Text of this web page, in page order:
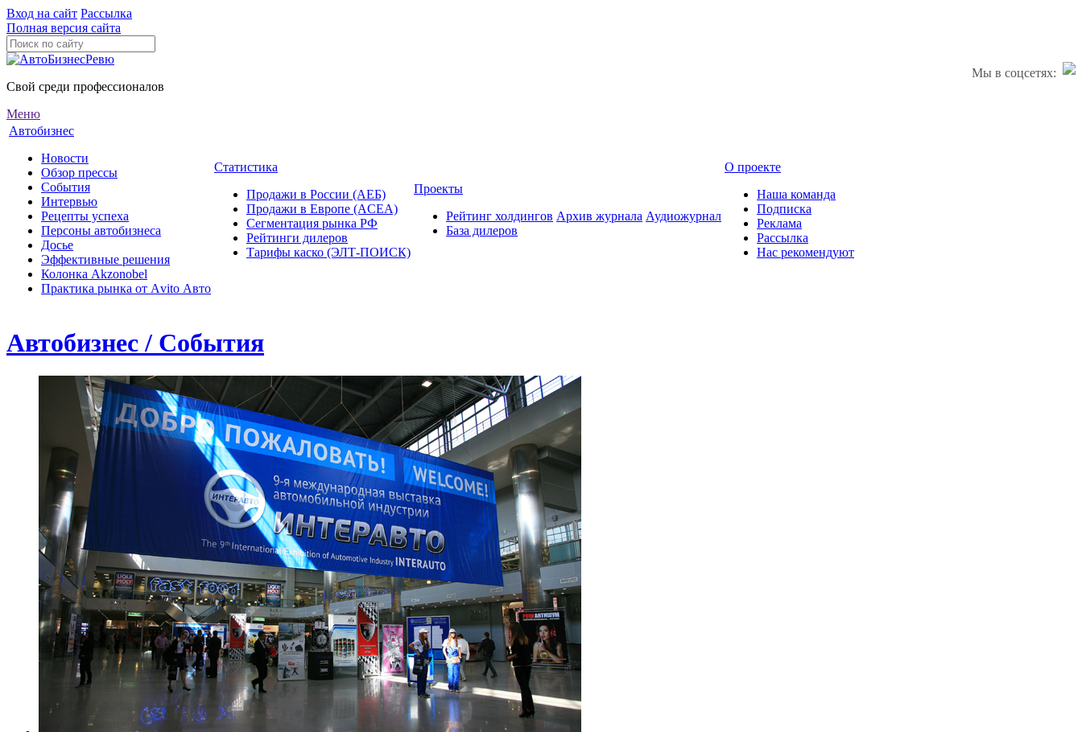
Вход на сайт Рассылка
Полная версия сайта
Мы в соцсетях:
Свой среди профессионалов
Меню
Автобизнес
Новости
Обзор прессы
События
Интервью
Рецепты успеха
Персоны автобизнеса
Досье
Эффективные решения
Колонка Akzonobel
Практика рынка от Аvito Авто
Статистика
Продажи в России (АЕБ)
Продажи в Европе (ACEA)
Сегментация рынка РФ
Рейтинги дилеров
Тарифы каско (ЭЛТ-ПОИСК)
Проекты
Рейтинг холдингов
База дилеров
Архив журнала Аудиожурнал
О проекте
Наша команда
Подписка
Реклама
Рассылка
Нас рекомендуют
Автобизнес / События